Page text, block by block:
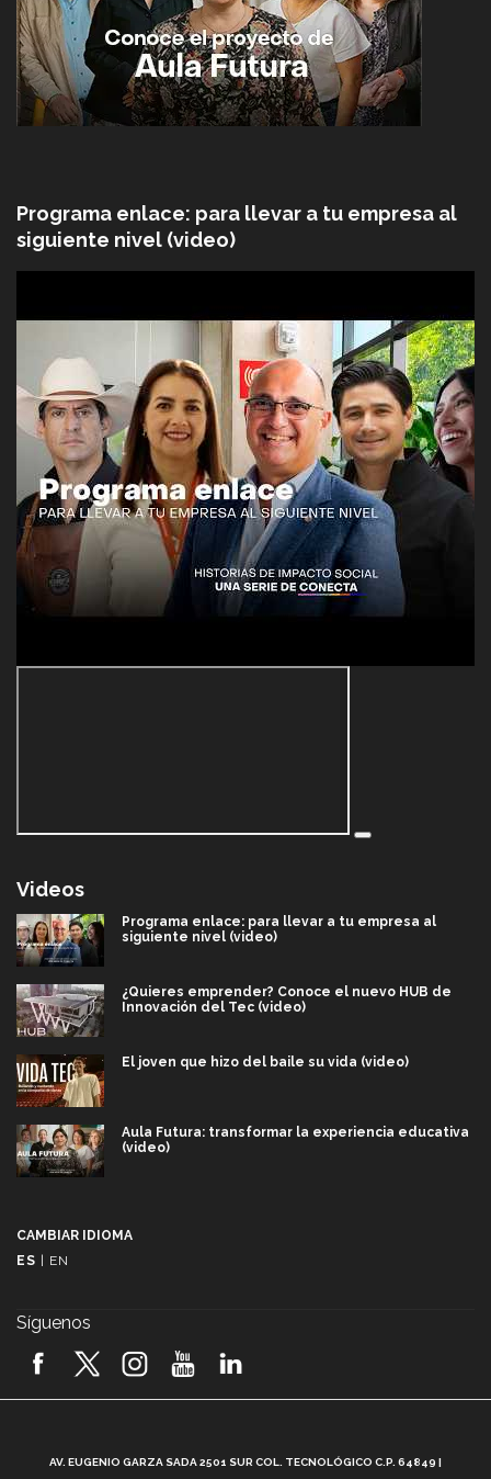
Programa enlace: para llevar a tu empresa al
siguiente nivel (video)
Videos
Programa enlace: para llevar a tu empresa al
siguiente nivel (video)
¿Quieres emprender? Conoce el nuevo HUB de
Innovación del Tec (video)
El joven que hizo del baile su vida (video)
Aula Futura: transformar la experiencia educativa
(video)
2026! (video)
CAMBIAR IDIOMA
ES
EN
Síguenos
AV. EUGENIO GARZA SADA 2501 SUR COL. TECNOLÓGICO C.P. 64849 |